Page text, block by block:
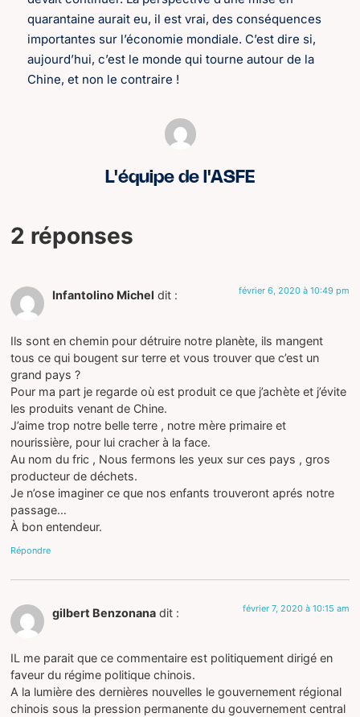
quarantaine aurait eu, il est vrai, des conséquences
importantes sur l’économie mondiale. C’est dire si,
aujourd’hui, c’est le monde qui tourne autour de la
Chine, et non le contraire !
L'équipe de l'ASFE
2 réponses
Infantolino Michel dit : février 6, 2020 à 10:49 pm
Ils sont en chemin pour détruire notre planète, ils mangent
tous ce qui bougent sur terre et vous trouver que c’est un
grand pays ?
Pour ma part je regarde où est produit ce que j’achète et j’évite
les produits venant de Chine.
J’aime trop notre belle terre , notre mère primaire et
nourissière, pour lui cracher à la face.
Au nom du fric , Nous fermons les yeux sur ces pays , gros
producteur de déchets.
Je n’ose imaginer ce que nos enfants trouveront aprés notre
passage…
À bon entendeur.
Répondre
gilbert Benzonana dit : février 7, 2020 à 10:15 am
IL me parait que ce commentaire est politiquement dirigé en
faveur du régime politique chinois.
A la lumière des dernières nouvelles le gouvernement régional
chinois sous la pression permanente du gouvernement central